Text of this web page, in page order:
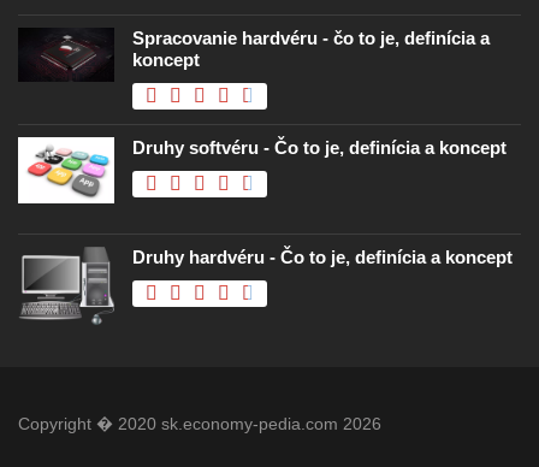
Spracovanie hardvéru - čo to je, definícia a
koncept
Druhy softvéru - Čo to je, definícia a koncept
Druhy hardvéru - Čo to je, definícia a koncept
Copyright � 2020 sk.economy-pedia.com 2026